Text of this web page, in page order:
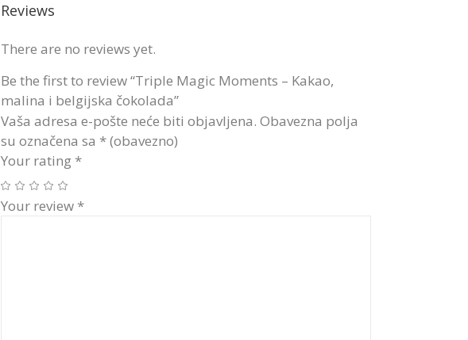
Reviews
There are no reviews yet.
Be the first to review “Triple Magic Moments – Kakao,
malina i belgijska čokolada”
Vaša adresa e-pošte neće biti objavljena. Obavezna polja
su označena sa * (obavezno)
Your rating *
Your review *